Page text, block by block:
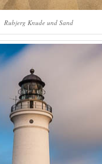
Rubjerg Knude und Sand